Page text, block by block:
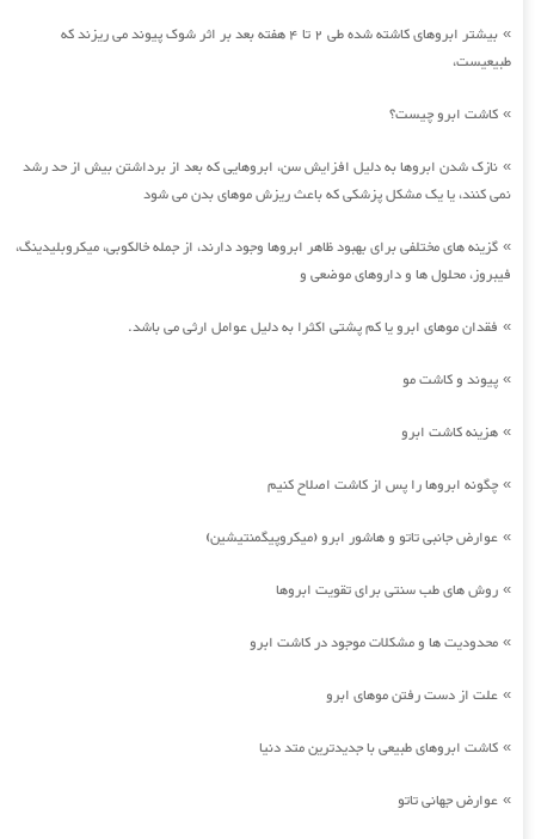
»
بیشتر ابروهای کاشته شده طی 2 تا 4 هفته بعد بر اثر شوک پیوند می ریزند که
طبیعیست،
» کاشت ابرو چیست؟
» نازک شدن ابروها به دلیل افزایش سن، ابروهایی که بعد از برداشتن بیش از حد رشد
نمی کنند، یا یک مشکل پزشکی که باعث ریزش موهای بدن می شود
» گزینه های مختلفی برای بهبود ظاهر ابروها وجود دارند، از جمله خالکوبی، میکروبلیدینگ،
فیبروز، محلول ها و داروهای موضعی و
» فقدان موهای ابرو یا کم پشتی اکثرا به دلیل عوامل ارثی می باشد.
» پیوند و کاشت مو
» هزینه کاشت ابرو
» چگونه ابروها را پس از کاشت اصلاح کنیم
» عوارض جانبی تاتو و هاشور ابرو (میکروپیگمنتیشین)
» روش های طب سنتی برای تقویت ابروها
» محدودیت ها و مشکلات موجود در کاشت ابرو
» علت از دست رفتن موهای ابرو
» کاشت ابروهای طبیعی با جدیدترین متد دنیا
» عوارض جهانی تاتو